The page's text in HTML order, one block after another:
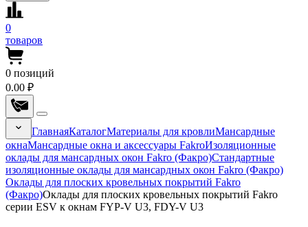
0
товаров
0 позиций
0.00 ₽
ГлавнаяКаталогМатериалы для кровлиМансардные
окнаМансардные окна и аксессуары FakroИзоляционные
оклады для мансардных окон Fakro (Факро)Стандартные
изоляционные оклады для мансардных окон Fakro (Факро)
Оклады для плоских кровельных покрытий Fakro
(Факро)Оклады для плоских кровельных покрытий Fakro
серии ESV к окнам FYP-V U3, FDY-V U3